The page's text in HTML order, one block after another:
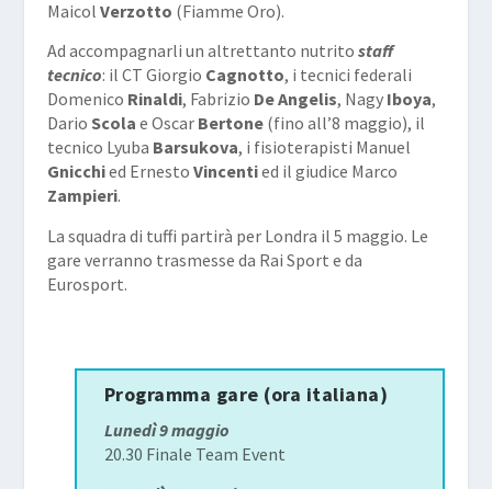
Maicol Verzotto (Fiamme Oro).
Ad accompagnarli un altrettanto nutrito staff
tecnico: il CT Giorgio Cagnotto, i tecnici federali
Domenico Rinaldi, Fabrizio De Angelis, Nagy Iboya,
Dario Scola e Oscar Bertone(fino all’8 maggio), il
tecnico Lyuba Barsukova, i fisioterapisti Manuel
Gnicchied Ernesto Vincentied il giudice Marco
Zampieri.
La squadra di tuffi partirà per Londra il 5 maggio. Le
gare verranno trasmesse da Rai Sport e da
Eurosport.
Programma gare (ora italiana)
Lunedì 9 maggio
20.30 Finale Team Event